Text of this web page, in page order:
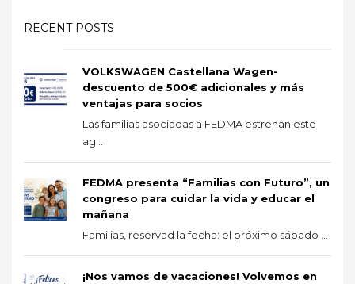
RECENT POSTS
VOLKSWAGEN Castellana Wagen-
descuento de 500€ adicionales y más
ventajas para socios
Las familias asociadas a FEDMA estrenan este
ag...
FEDMA presenta “Familias con Futuro”, un
congreso para cuidar la vida y educar el
mañana
Familias, reservad la fecha: el próximo sábado ...
¡Nos vamos de vacaciones! Volvemos en